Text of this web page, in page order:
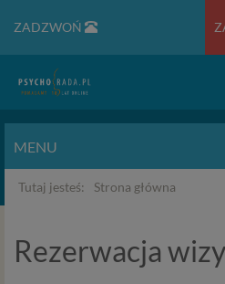
ZADZWOŃ
MENU
Tutaj jesteś: Strona główna
Rezerwacja